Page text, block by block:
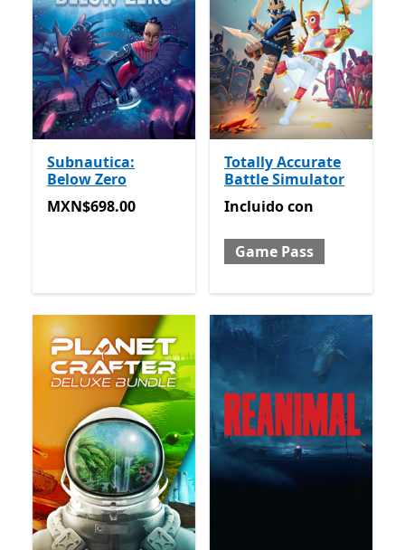
Subnautica:
Below Zero
MXN$698.00
MXN$698.00
Totally Accurate
Battle Simulator
Incluido con Game Pass
Incluidocon
Game Pass